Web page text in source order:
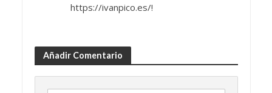
https://ivanpico.es/!
Añadir Comentario